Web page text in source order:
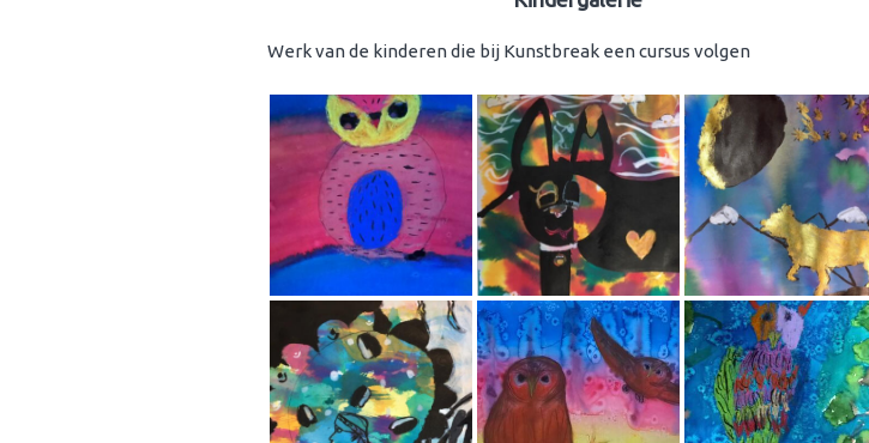
Werk van de kinderen die bij Kunstbreak een cursus volgen